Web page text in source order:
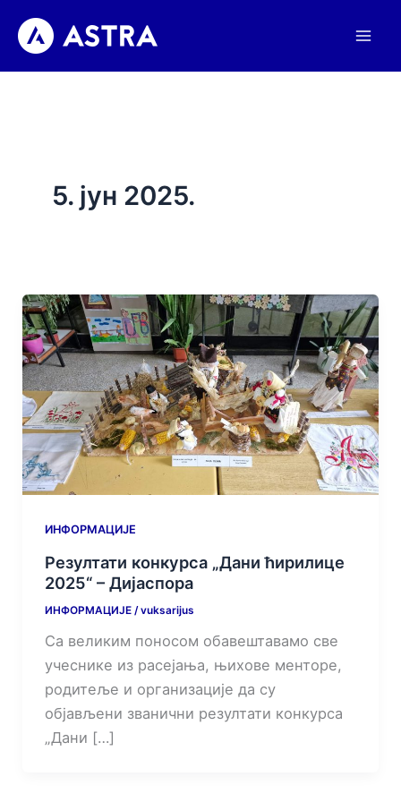
садржај
5. јун 2025.
ИНФОРМАЦИЈЕ
Резултати конкурса „Дани ћирилице
2025“ – Дијаспора
ИНФОРМАЦИЈЕ/vuksarijus
Са великим поносом обавештавамо све
учеснике из расејања, њихове менторе,
родитеље и организације да су
објављени званични резултати конкурса
„Дани […]